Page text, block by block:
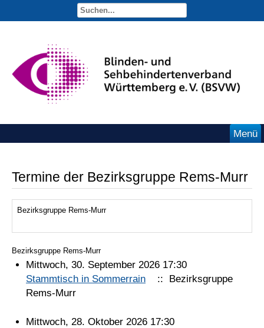
Menü
Termine der Bezirksgruppe Rems-Murr
Bezirksgruppe Rems-Murr
Bezirksgruppe Rems-Murr
Mittwoch, 30. September 2026 17:30
Stammtisch in Sommerrain
:: Bezirksgruppe
Rems-Murr
Mittwoch, 28. Oktober 2026 17:30